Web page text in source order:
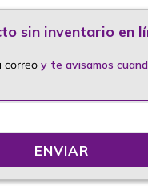
correo y te avisamos
ENVIAR